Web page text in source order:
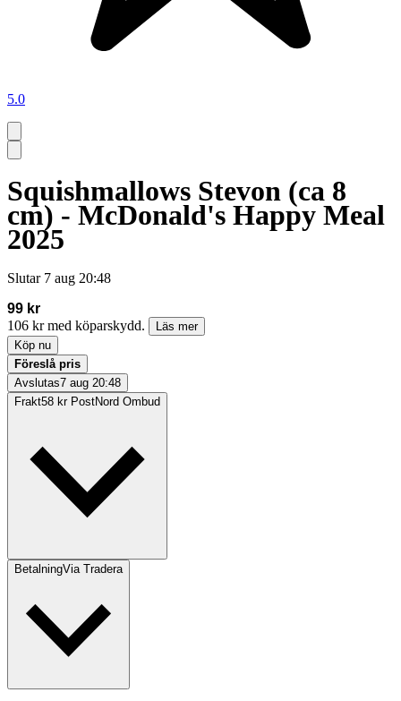
5.0
Squishmallows Stevon (ca 8
cm) - McDonald's Happy Meal
2025
Slutar 7 aug 20:48
99 kr
106 kr med köparskydd.
Läs mer
Köp nu
Föreslå pris
Avslutas7 aug 20:48
Frakt58 kr PostNord Ombud
BetalningVia Tradera